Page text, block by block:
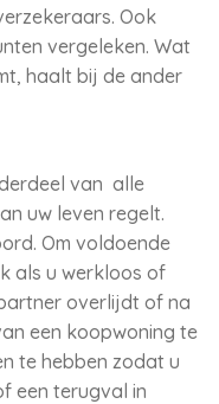
Ook
vergeleken. Wat
haalt bij de ander
van alle
uw leven regelt.
Om voldoende
als u werkloos of
overlijdt of na
een koopwoning te
te hebben zodat u
een terugval in